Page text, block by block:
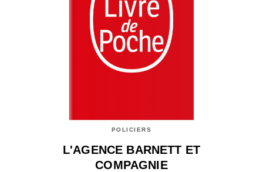
POLICIERS
L'AGENCE BARNETT ET
COMPAGNIE